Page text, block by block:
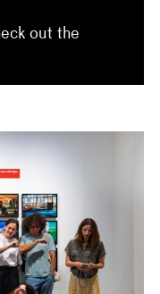
out the